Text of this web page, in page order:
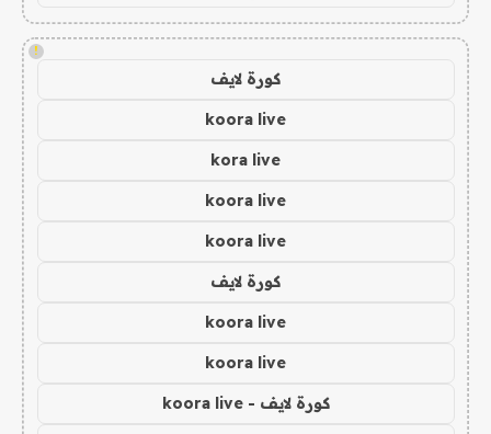
!
كورة لايف
koora live
kora live
koora live
koora live
كورة لايف
koora live
koora live
كورة لايف - koora live